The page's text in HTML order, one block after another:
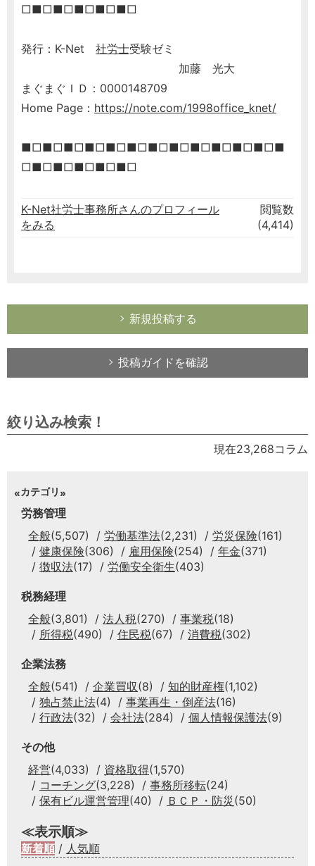
□■□■□■□■□■□
発行：K-Net 社労士受験ゼミ
加藤 光大
まぐまぐＩＤ：0000148709
Home Page： https://note.com/1998office_knet/
■□■□■□■□■□■□■□■□■□■□■□■□■
□■□■□■□■□■□
K-Net社労士事務所さんのプロフィール
をみる
閲覧数
(4,414)
新規投稿する
投稿ガイドを確認
絞り込み検索！
現在23,268コラム
カテゴリ
労務管理
全般(5,507) 労働基準法(2,231) 労災保険(161)
健康保険(306) 雇用保険(254) 年金(371)
徴収法(17) 労働安全衛生(403)
税務経理
全般(3,801) 法人税(270) 事業税(18)
所得税(490) 住民税(67) 消費税(302)
企業法務
全般(541) 企業買収(8) 知的財産権(1,102)
独占禁止法(4) 事業再生・倒産法(16)
行政法(32) 会社法(284) 個人情報保護法(9)
その他
経営(4,033) 資格取得(1,570)
コーチング(3,228) 事務所移転(24)
保有ビル運営管理(40) ＢＣＰ・防災 (50)
≪表示順≫
新着順 / 人気順